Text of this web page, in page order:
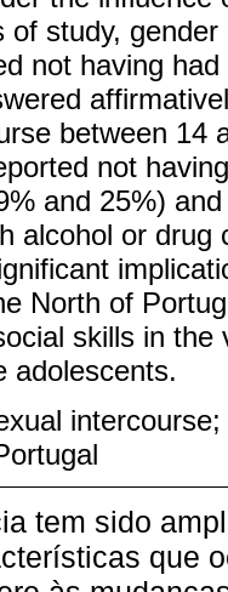
of study,
not having
between 14
not
and 25%)
alcohol or
North of
skills in
adolescents.
tem sido
que